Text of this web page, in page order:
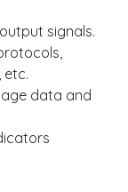
signals.
etc.
data and